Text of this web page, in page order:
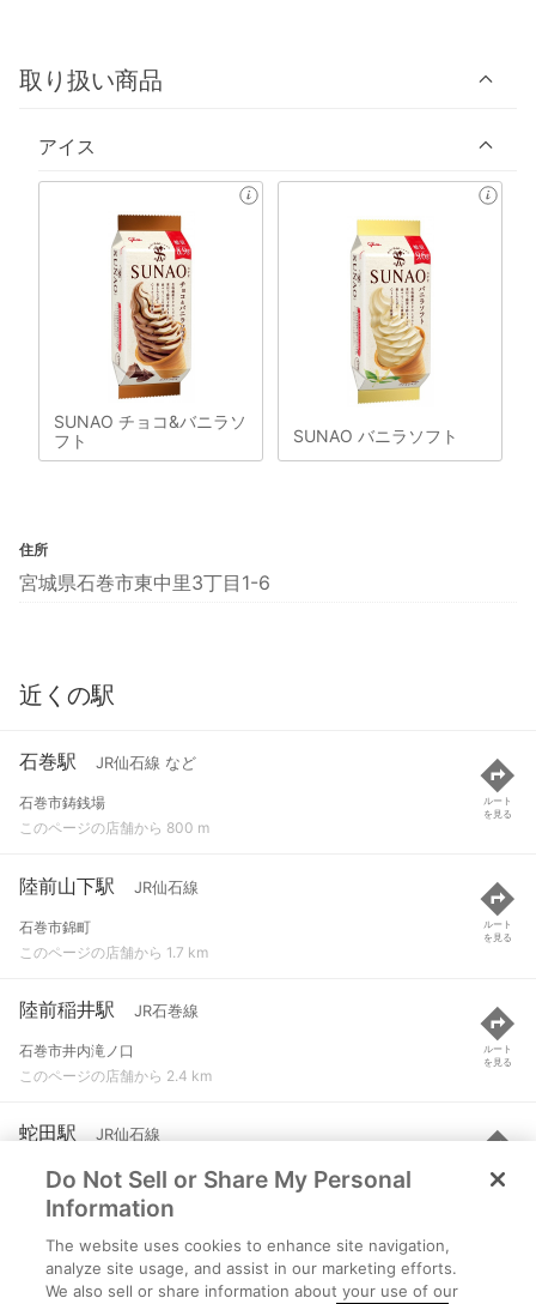
取り扱い商品
アイス
SUNAO チョコ&バニラソ
フト
SUNAO バニラソフト
住所
宮城県石巻市東中里3丁目1-6
近くの駅
石巻駅 JR仙石線 など
石巻市鋳銭場
このページの店舗から 800 m
ルート
を見る
陸前山下駅 JR仙石線
石巻市錦町
このページの店舗から 1.7 km
ルート
を見る
陸前稲井駅 JR石巻線
石巻市井内滝ノ口
このページの店舗から 2.4 km
ルート
を見る
蛇田駅 JR仙石線
石巻市蛇田字下谷地
このページの店舗から 2.6 km
ルート
を見る
曽波神駅 JR石巻線
石巻市鹿又
Do Not Sell or Share My Personal
Information
The website uses cookies to enhance site navigation,
analyze site usage, and assist in our marketing efforts.
We also sell or share information about your use of our